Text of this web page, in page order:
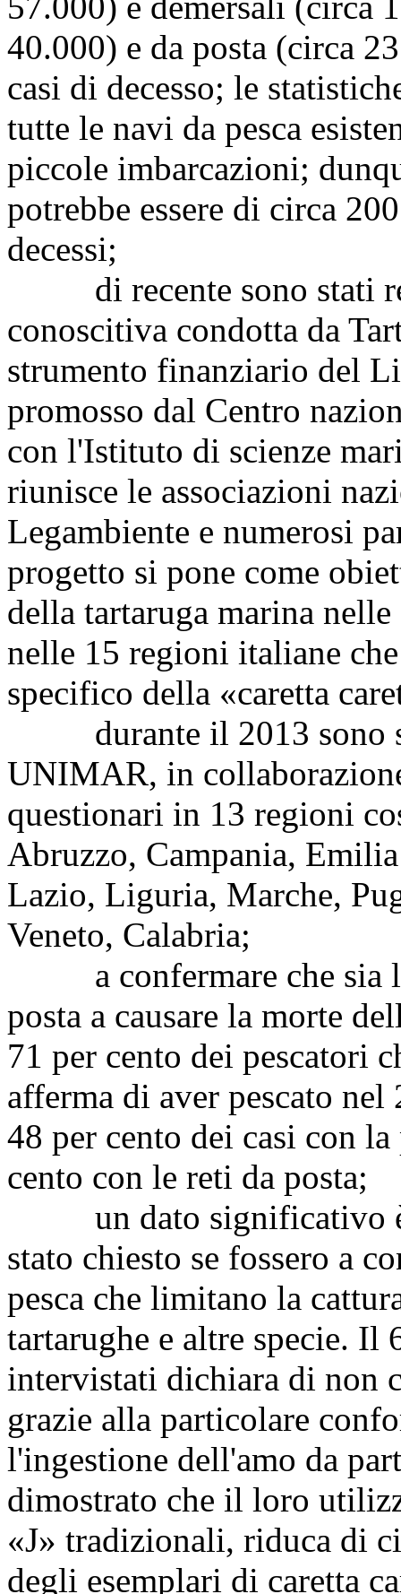
40.000) e da posta (circa
casi di decesso; le
tutte le navi da pesca
piccole imbarcazioni;
potrebbe essere di circa
decessi;
di recente sono stati
conoscitiva condotta da
strumento finanziario del
promosso dal Centro
con l'Istituto di scienze
riunisce le associazioni
Legambiente e numerosi
progetto si pone come
della tartaruga marina
nelle 15 regioni italiane
specifico della «caretta
durante il 2013 sono
UNIMAR, in
questionari in 13 regioni
Abruzzo, Campania,
Lazio, Liguria, Marche,
Veneto, Calabria;
a confermare che sia
posta a causare la morte
71 per cento dei pescatori
afferma di aver pescato
48 per cento dei casi con
cento con le reti da posta;
un dato significativo è
stato chiesto se fossero a
pesca che limitano la
tartarughe e altre specie. Il
intervistati dichiara di non
grazie alla particolare
l'ingestione dell'amo da
dimostrato che il loro
«J» tradizionali, riduca di
degli esemplari di caretta